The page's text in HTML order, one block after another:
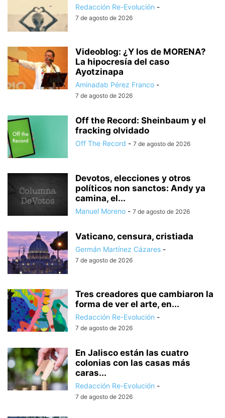
Redacción Re-Evolución -
7 de agosto de 2026
Videoblog: ¿Y los de MORENA?
La hipocresía del caso
Ayotzinapa
Aminadab Pérez Franco -
7 de agosto de 2026
Off the Record: Sheinbaum y el
fracking olvidado
Off The Record - 7 de agosto de 2026
Devotos, elecciones y otros
políticos non sanctos: Andy ya
camina, el...
Manuel Moreno - 7 de agosto de 2026
Vaticano, censura, cristiada
Germán Martínez Cázares -
7 de agosto de 2026
Tres creadores que cambiaron la
forma de ver el arte, en...
Redacción Re-Evolución -
7 de agosto de 2026
En Jalisco están las cuatro
colonias con las casas más
caras...
Redacción Re-Evolución -
7 de agosto de 2026